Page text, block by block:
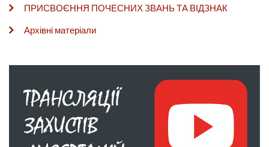
ПРИСВОЄННЯ ПОЧЕСНИХ ЗВАНЬ ТА ВІДЗНАК
Архівні матеріали